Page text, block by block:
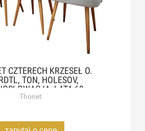
CZTERECH KRZESEŁ O.
TON, HOLESOV,
LATA 60
Thonet